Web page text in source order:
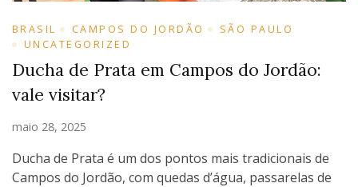
BRASIL CAMPOS DO JORDÃO
SÃO PAULO
UNCATEGORIZED
Ducha de Prata em Campos do Jordão:
vale visitar?
maio 28, 2025
Ducha de Prata é um dos pontos mais tradicionais de
Campos do Jordão, com quedas d’água, passarelas de